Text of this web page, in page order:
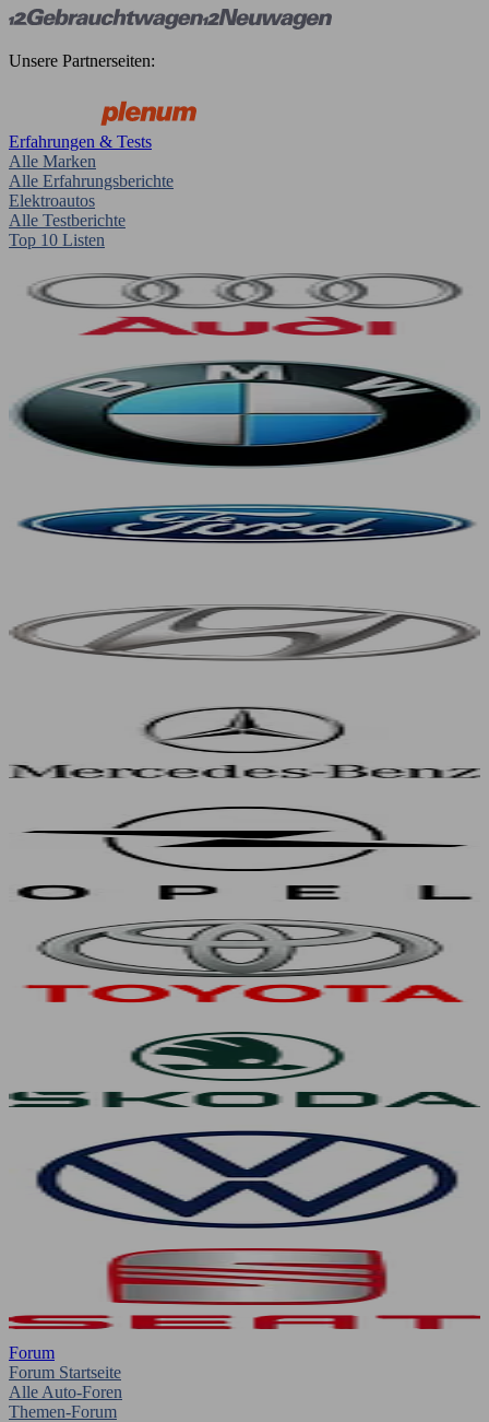
Unsere Partnerseiten:
Erfahrungen & Tests
Alle Marken
Alle Erfahrungsberichte
Elektroautos
Alle Testberichte
Top 10 Listen
Forum
Forum Startseite
Alle Auto-Foren
Themen-Forum